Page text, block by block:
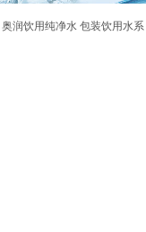
奥润饮用纯净水 包装饮用水系